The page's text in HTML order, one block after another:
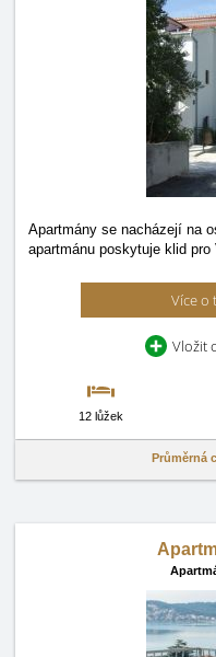
Apartmány se nacházejí na
apartmánu poskytuje klid
Více o
Vložit
12 lůžek
Průměrná